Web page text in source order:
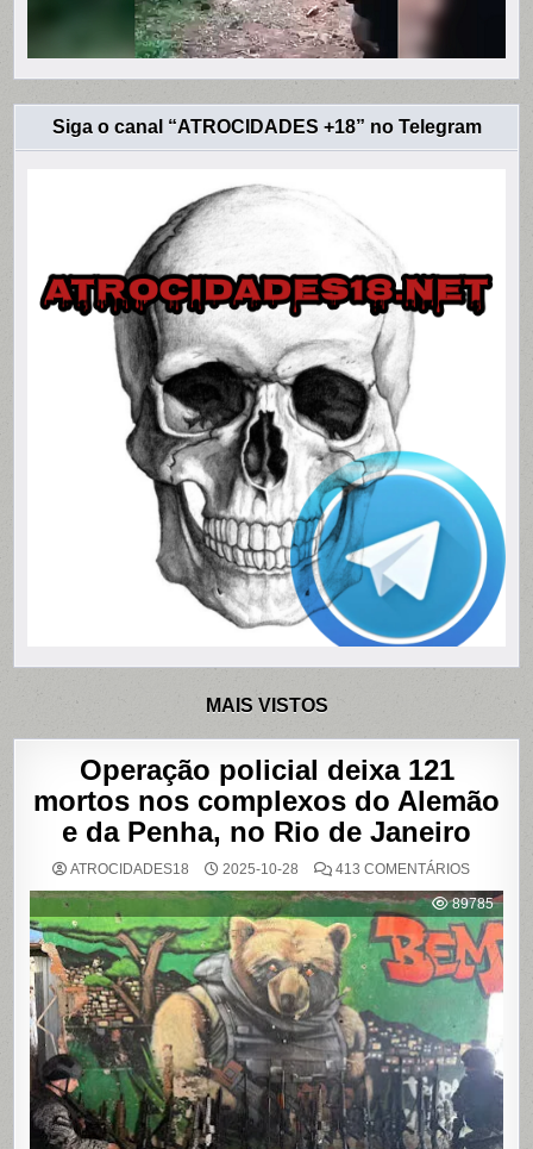
Siga o canal “ATROCIDADES +18” no Telegram
MAIS VISTOS
Operação policial deixa 121
mortos nos complexos do Alemão
e da Penha, no Rio de Janeiro
ATROCIDADES18 2025-10-28 413 COMENTÁRIOSEM
POLICIAL
DEIXA
121
MORTOS
NOS
DO
ALEMÃO
PENHA,
NO
RIO
89785